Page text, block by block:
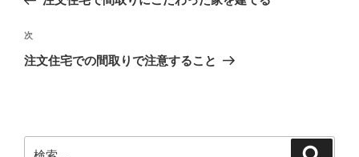
ナ
ビ
ゲ
ン
稿
次
の
次
注文住宅での間取りで注意すること